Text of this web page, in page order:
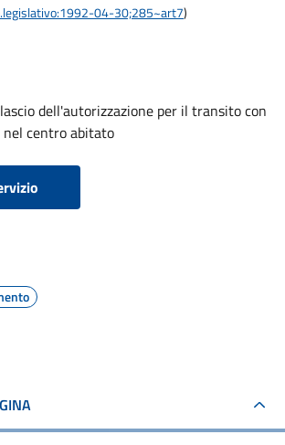
04-30;285~art7)
dell'autorizzazione per il transito con
centro abitato